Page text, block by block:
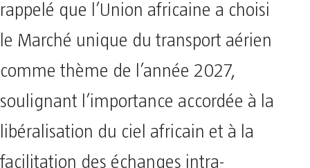
rappelé que l’Union africaine a choisi
le Marché unique du transport aérien
comme thème de l’année 2027,
soulignant l’importance accordée à la
libéralisation du ciel africain et à la
facilitation des échanges intra-